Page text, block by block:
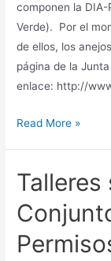
componen la
Verde). Por el
de ellos, los
página de la
enlace: http://
Declaración
Ambiental
Preliminar
Gasoducto
Read More »
Talleres